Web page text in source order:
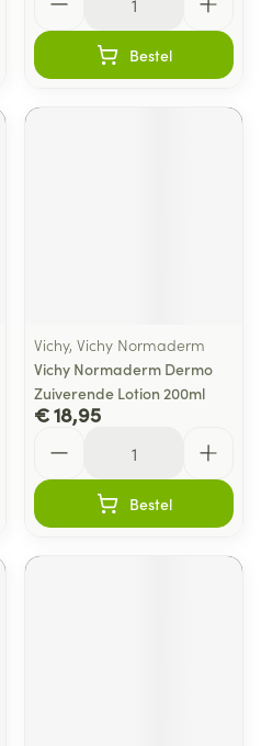
Bestel
Vichy, Vichy Normaderm
Vichy Normaderm Dermo
Zuiverende Lotion 200ml
€ 18,95
Bestel